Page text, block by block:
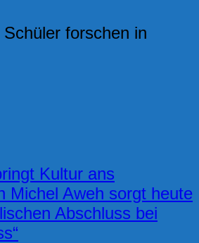
forschen in
Kultur ans
Michel Aweh sorgt heute
Abschluss bei